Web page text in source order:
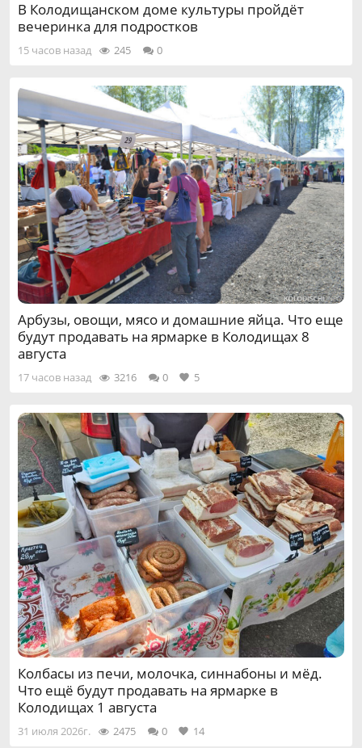
В Колодищанском доме культуры пройдёт
вечеринка для подростков
15 часов назад 245 0
Арбузы, овощи, мясо и домашние яйца. Что еще
будут продавать на ярмарке в Колодищах 8
августа
17 часов назад 3216 0 5
Колбасы из печи, молочка, синнабоны и мёд.
Что ещё будут продавать на ярмарке в
Колодищах 1 августа
31 июля 2026г. 2475 0 14